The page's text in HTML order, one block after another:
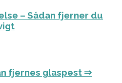
– Sådan fjerner du
fjernes glaspest ⇒